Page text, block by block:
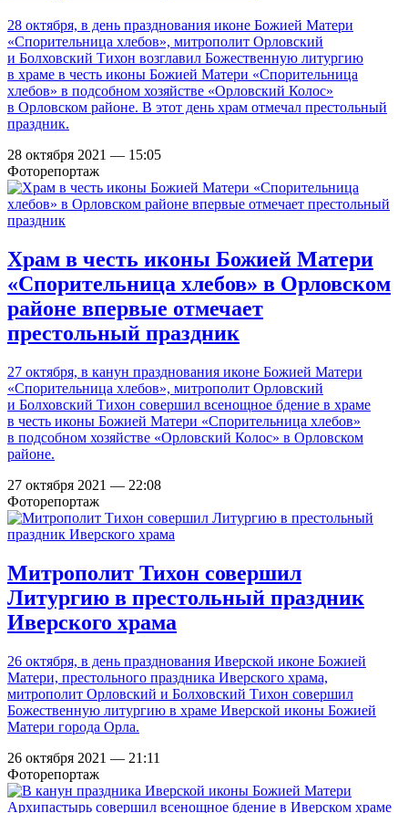
28 октября, в день празднования иконе Божией Матери
«Спорительница хлебов», митрополит Орловский
и Болховский Тихон возглавил Божественную литургию
в храме в честь иконы Божией Матери «Спорительница
хлебов» в подсобном хозяйстве «Орловский Колос»
в Орловском районе. В этот день храм отмечал престольный
праздник.
28 октября 2021 — 15:05
Фоторепортаж
Храм в честь иконы Божией Матери
«Спорительница хлебов» в Орловском
районе впервые отмечает
престольный праздник
27 октября, в канун празднования иконе Божией Матери
«Спорительница хлебов», митрополит Орловский
и Болховский Тихон совершил всенощное бдение в храме
в честь иконы Божией Матери «Спорительница хлебов»
в подсобном хозяйстве «Орловский Колос» в Орловском
районе.
27 октября 2021 — 22:08
Фоторепортаж
Митрополит Тихон совершил
Литургию в престольный праздник
Иверского храма
26 октября, в день празднования Иверской иконе Божией
Матери, престольного праздника Иверского храма,
митрополит Орловский и Болховский Тихон совершил
Божественную литургию в храме Иверской иконы Божией
Матери города Орла.
26 октября 2021 — 21:11
Фоторепортаж